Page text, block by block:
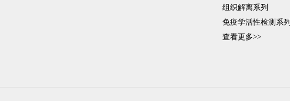
组织解离系列
免疫学活性检测系列
查看更多>>